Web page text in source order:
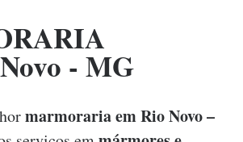
- MG
marmoraria em Rio Novo –